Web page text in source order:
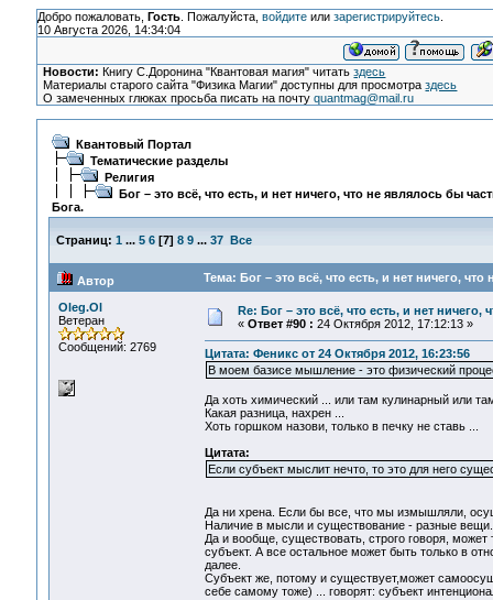
Добро пожаловать, Гость. Пожалуйста, войдитеили зарегистрируйтесь.
10 Августа 2026, 14:34:04
Новости: Книгу С.Доронина "Квантовая магия" читатьздесь
Материалы старого сайта "Физика Магии" доступны для просмотраздесь
О замеченных глюках просьба писать на почтуquantmag@mail.ru
Квантовый Портал
Тематические разделы
Религия
Бог – это всё, что есть, и нет ничего, что не являлось бы
Бога.
Страниц: 1 ... 5 6[7] 8 9 ... 37 Все
Автор Тема: Бог – это всё, что есть, и нет ничего,
Oleg.Ol
Ветеран
Сообщений: 2769
Re: Бог – это всё, что есть, и нет
« Ответ #90 : 24 Октября 2012, 17:12:13 »
Цитата: Феникс от 24 Октября 2012, 16:23:56
В моем базисе мышление - это физический
Да хоть химический ... или там кулинарный или
Какая разница, нахрен ...
Хоть горшком назови, только в печку не ставь ...
Цитата:
Если субъект мыслит нечто, то это для него
Да ни хрена. Если бы все, что мы измышляли,
Наличие в мысли и существование - разные вещи.
Да и вообще, существовать, строго говоря,
субъект. А все остальное может быть только в
далее.
Субъект же, потому и существует,может
себе самому тоже) ... говорят: субъект